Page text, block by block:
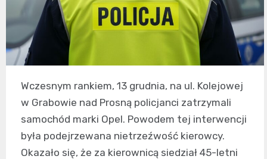
Wczesnym rankiem, 13 grudnia, na ul. Kolejowej
w Grabowie nad Prosną policjanci zatrzymali
samochód marki Opel. Powodem tej interwencji
była podejrzewana nietrzeźwość kierowcy.
Okazało się, że za kierownicą siedział 45-letni